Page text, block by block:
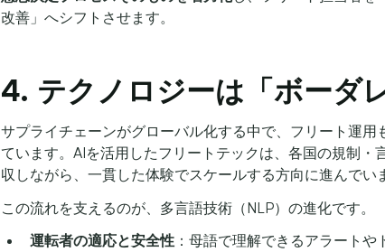
改善」へシフトさせます。
4. テクノロジーは「ボーダ
サプライチェーンがグローバル化する中で、フリート運用
ています。AIを活用したフリートテックは、各国の規制・
収しながら、一貫した体験でスケールする方向に進んでい
この流れを支えるのが、多言語技術（NLP）の進化です。
運転者の適応と安全性：母語で理解できるアラートや